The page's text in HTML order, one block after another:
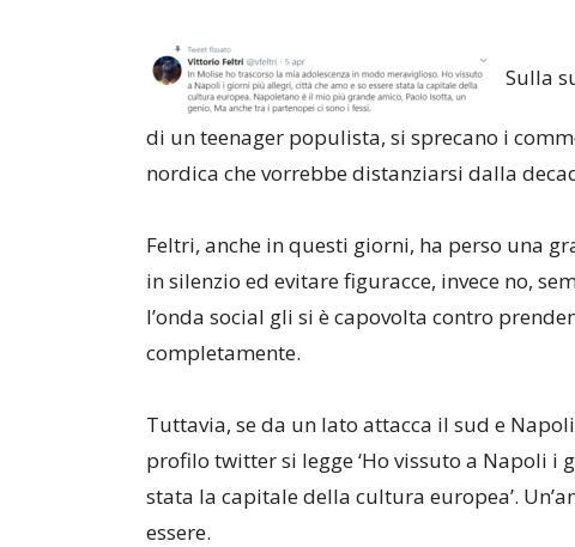
Sulla
di un teenager populista, si sprecano i
nordica che vorrebbe distanziarsi dalla
Feltri, anche in questi giorni, ha perso una
in silenzio ed evitare figuracce, invece no,
l’onda social gli si è capovolta contro
completamente.
Tuttavia, se da un lato attacca il sud e
profilo twitter si legge ‘Ho vissuto a Napoli i
stata la capitale della cultura europea’.
essere.